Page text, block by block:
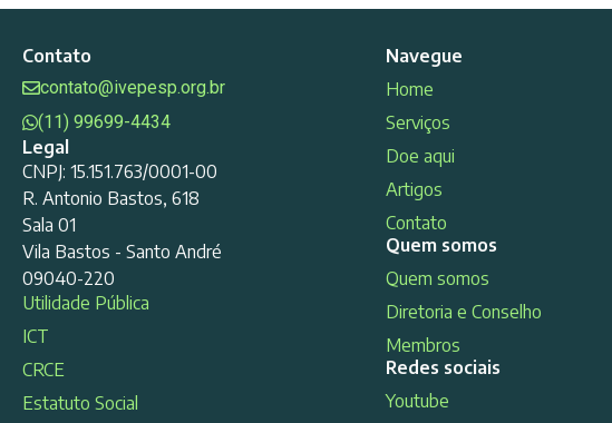
Contato
contato@ivepesp.org.br
(11) 99699-4434
Legal
CNPJ: 15.151.763/0001-00
R. Antonio Bastos, 618
Sala 01
Vila Bastos - Santo André
09040-220
Utilidade Pública
ICT
CRCE
Estatuto Social
Navegue
Home
Serviços
Doe aqui
Artigos
Contato
Quem somos
Quem somos
Diretoria e Conselho
Membros
Redes sociais
Youtube